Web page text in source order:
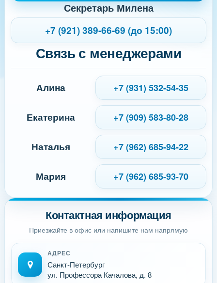
Контактная информация
Приезжайте в офис или напишите нам напрямую
АДРЕС
Санкт-Петербург
ул. Профессора Качалова, д. 8
Секретарь Милена
+7 (921) 389-66-69 (до 15:00)
Связь с менеджерами
Алина +7 (931) 532-54-35
Екатерина +7 (909) 583-80-28
Наталья +7 (962) 685-94-22
Мария +7 (962) 685-93-70